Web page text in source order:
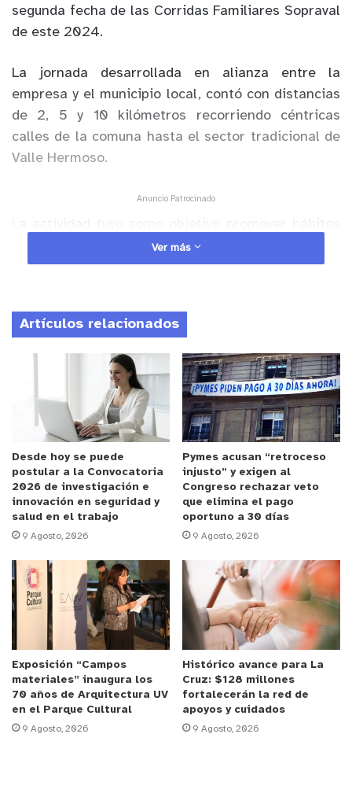
segunda fecha de las Corridas Familiares Sopraval
de este 2024.
La jornada desarrollada en alianza entre la
empresa y el municipio local, contó con distancias
de 2, 5 y 10 kilómetros recorriendo céntricas
calles de la comuna hasta el sector tradicional de
Valle Hermoso.
Anuncio Patrocinado
de vida saludable y generar un espacio de
recreación familiar en torno al deporte y la
una mejor calidad de vida.
“Fuimos testigos de los resultados, gran
participación y convocatoria que tuvo la Corrida
Sopraval en La Ligua y quedamos muy contentos
con la participación de muchos amantes del deporte
y la vida saludable. Estamos felices de contribuir
nuevamente con la comuna de La Ligua con esta
actividad” . Jaime Kopaitic, jefe de Comunidades de
Sopraval.
La tercera y última fecha de las Corridas
Familiares Sopraval de este año se llevará a cabo
el 1 de diciembre en la comuna de Nogales,
localidad de El Melón. Las inscripciones se
encuentran disponibles en el sitio web
www.muninogales.clhasta el 29 de noviembre.
Ver más
Artículos relacionados
Desde hoy se puede
postular a la Convocatoria
2026 de investigación e
innovación en seguridad y
salud en el trabajo
9 Agosto, 2026
Pymes acusan “retroceso
injusto” y exigen al
Congreso rechazar veto
que elimina el pago
oportuno a 30 días
9 Agosto, 2026
Exposición “Campos
materiales” inaugura los
70 años de Arquitectura UV
en el Parque Cultural
9 Agosto, 2026
Histórico avance para La
Cruz: $128 millones
fortalecerán la red de
apoyos y cuidados
9 Agosto, 2026